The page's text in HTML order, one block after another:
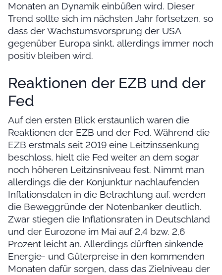
Monaten an Dynamik einbüßen wird. Dieser
Trend sollte sich im nächsten Jahr fortsetzen, so
dass der Wachstumsvorsprung der USA
gegenüber Europa sinkt, allerdings immer noch
positiv bleiben wird.
Reaktionen der EZB und der
Fed
Auf den ersten Blick erstaunlich waren die
Reaktionen der EZB und der Fed. Während die
EZB erstmals seit 2019 eine Leitzinssenkung
beschloss, hielt die Fed weiter an dem sogar
noch höheren Leitzinsniveau fest. Nimmt man
allerdings die der Konjunktur nachlaufenden
Inflationsdaten in die Betrachtung auf, werden
die Beweggründe der Notenbanker deutlich.
Zwar stiegen die Inflationsraten in Deutschland
und der Eurozone im Mai auf 2,4 bzw. 2,6
Prozent leicht an. Allerdings dürften sinkende
Energie- und Güterpreise in den kommenden
Monaten dafür sorgen, dass das Zielniveau der